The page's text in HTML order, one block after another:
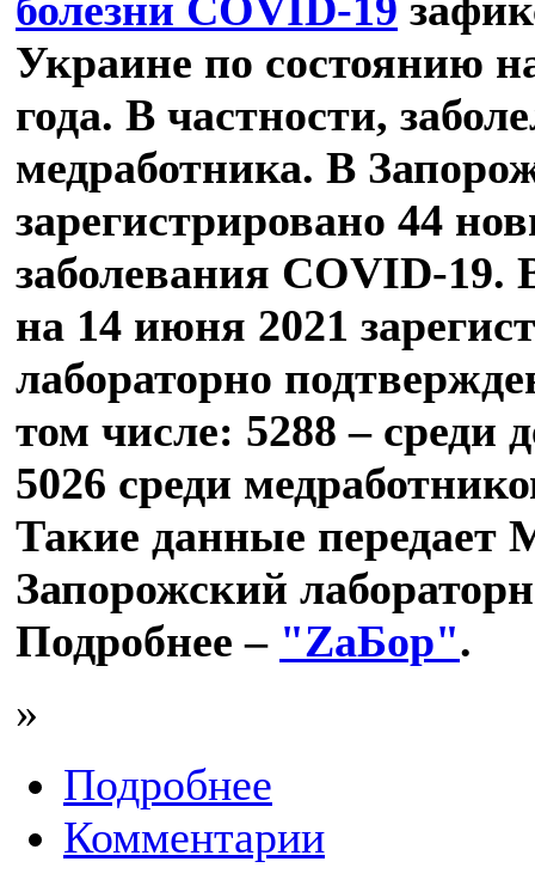
Украине по состоянию
года. В частности,
медработника. В
зарегистрировано 44
заболевания COVID-19.
на 14 июня 2021
лабораторно
том числе: 5288 – среди
5026 среди
Такие данные передает
Запорожский
Подробнее – "ZаБор".
»
Подробнее
Комментарии